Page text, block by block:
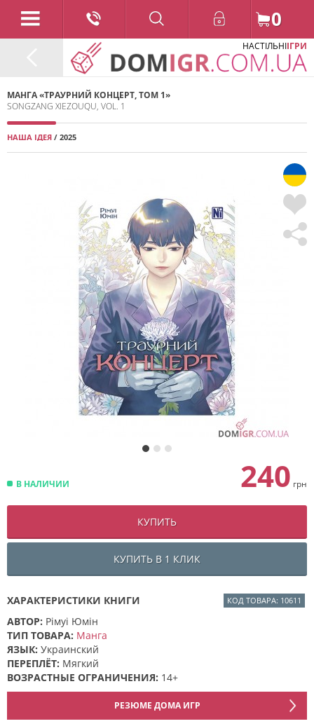
0
НАСТІЛЬНІІГРИ
МАНГА «ТРАУРНИЙ КОНЦЕРТ, ТОМ 1»
SONGZANG XIEZOUQU, VOL. 1
НАША ІДЕЯ / 2025
В НАЛИЧИИ 240 грн
КУПИТЬ
КУПИТЬ В 1 КЛИК
ХАРАКТЕРИСТИКИ КНИГИ КОД ТОВАРА: 10611
АВТОР: Рімуі Юмін
ТИП ТОВАРА: Манга
ЯЗЫК: Украинский
ПЕРЕПЛЁТ: Мягкий
ВОЗРАСТНЫЕ ОГРАНИЧЕНИЯ: 14+
РЕЗЮМЕ ДОМА ИГР